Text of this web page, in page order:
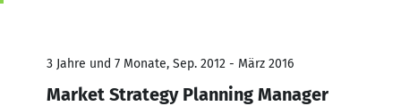
3 Jahre und 7 Monate, Sep. 2012 - März 2016
Market Strategy Planning Manager